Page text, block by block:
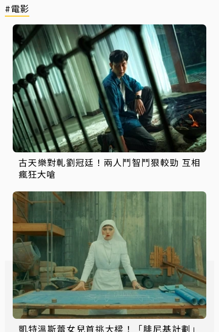
#電影
古天樂對軋劉冠廷！兩人鬥智鬥狠較勁 互相
瘋狂大嗆
凱特溫斯蕾女兒首挑大樑！「腓尼基計劃」